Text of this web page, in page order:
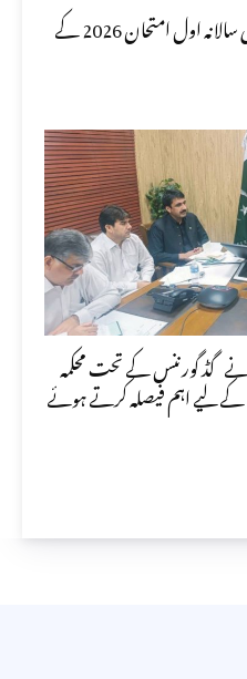
تعلیمی بورڈ مردان نے ایس ایس سی سالانہ اول امتحان 2026 کے
نے گڈ گورننس کے تحت محکمہ
لیے اہم فیصلہ کرتے ہوئے